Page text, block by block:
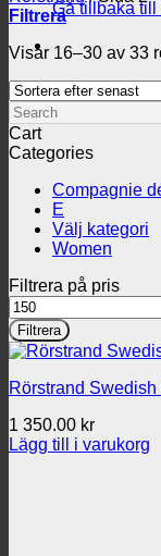
Gå tillbaka till
Filtrera
Visar 16–30 av 33
Search
Cart
Categories
Compagnie
E
Välj kategori
Women
Filtrera på pris
Min
pris
Filtrera
Rörstrand
1 350.00 kr
Lägg till i varukorg